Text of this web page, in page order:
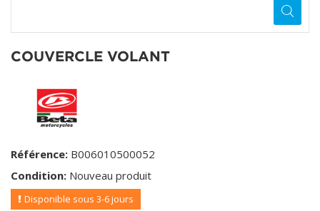
COUVERCLE VOLANT
Référence: B006010500052
Condition: Nouveau produit
Disponible sous 3-6 jours